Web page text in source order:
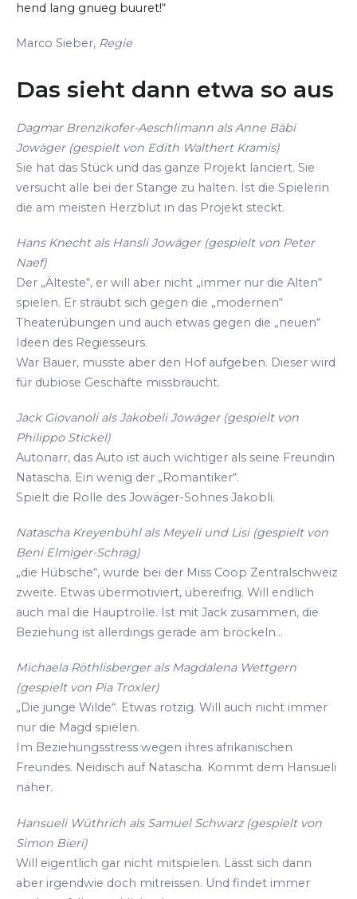
hend lang gnueg buuret!“
Marco Sieber, Regie
Das sieht dann etwa so aus
Dagmar Brenzikofer-Aeschlimann als Anne Bäbi
Jowäger (gespielt von Edith Walthert Kramis)
Sie hat das Stück und das ganze Projekt lanciert. Sie
versucht alle bei der Stange zu halten. Ist die Spielerin
die am meisten Herzblut in das Projekt steckt.
Hans Knecht als Hansli Jowäger (gespielt von Peter
Naef)
Der „Älteste“, er will aber nicht „immer nur die Alten“
spielen. Er sträubt sich gegen die „modernen“
Theaterübungen und auch etwas gegen die „neuen“
Ideen des Regiesseurs.
War Bauer, musste aber den Hof aufgeben. Dieser wird
für dubiose Geschäfte missbraucht.
Jack Giovanoli als Jakobeli Jowäger (gespielt von
Philippo Stickel)
Autonarr, das Auto ist auch wichtiger als seine Freundin
Natascha. Ein wenig der „Romantiker“.
Spielt die Rolle des Jowäger-Sohnes Jakobli.
Natascha Kreyenbühl als Meyeli und Lisi (gespielt von
Beni Elmiger-Schrag)
„die Hübsche“, wurde bei der Miss Coop Zentralschweiz
zweite. Etwas übermotiviert, übereifrig. Will endlich
auch mal die Hauptrolle. Ist mit Jack zusammen, die
Beziehung ist allerdings gerade am bröckeln...
Michaela Röthlisberger als Magdalena Wettgern
(gespielt von Pia Troxler)
„Die junge Wilde“. Etwas rotzig. Will auch nicht immer
nur die Magd spielen.
Im Beziehungsstress wegen ihres afrikanischen
Freundes. Neidisch auf Natascha. Kommt dem Hansueli
näher.
Hansueli Wüthrich als Samuel Schwarz (gespielt von
Simon Bieri)
Will eigentlich gar nicht mitspielen. Lässt sich dann
aber irgendwie doch mitreissen. Und findet immer